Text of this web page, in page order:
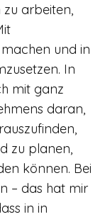
zu arbeiten,
und in
In
mit ganz
daran,
zu planen,
können. Bei
– das hat mir
in in